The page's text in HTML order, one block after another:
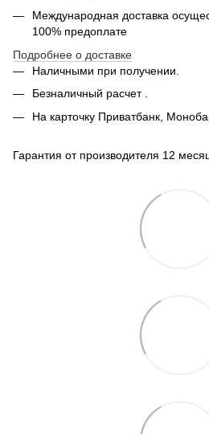
Международная доставка
100% предоплате
Подробнее о доставке
Наличными при получении.
Безналичный расчет .
На карточку Приватбанк,
Гарантия от производителя 12